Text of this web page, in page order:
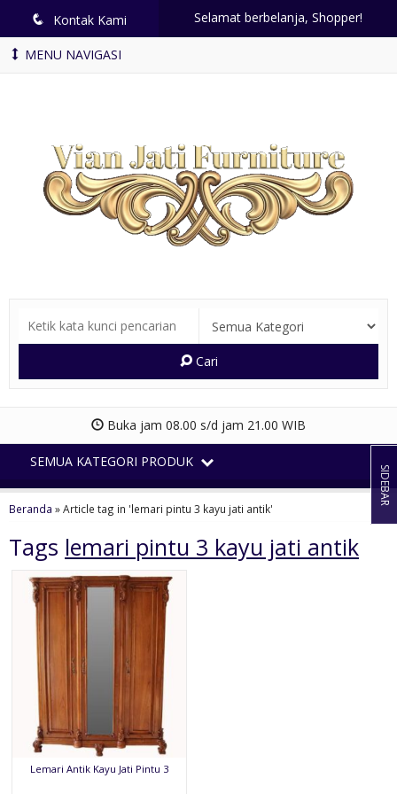
q Kontak Kami Selamat berbelanja, Shopper!
MENU NAVIGASI
Cari
Buka jam 08.00 s/d jam 21.00 WIB
SEMUA KATEGORI PRODUK
Beranda »Article tag in 'lemari pintu 3 kayu jati antik'
Tags lemari pintu 3 kayu jati antik
Lemari Antik Kayu Jati Pintu 3
SIDEBAR